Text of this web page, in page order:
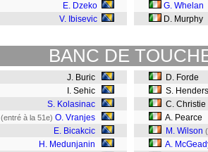
E. Dzeko
V. Ibisevic
G. Whelan
D. Murphy
BANC DE
J. Buric
I. Sehic
S. Kolasinac
(entré à la 51e) O. Vranjes
E. Bicakcic
H. Medunjanin
D. Forde
S.
C. Christie
A. Pearce
M. Wilson
A.